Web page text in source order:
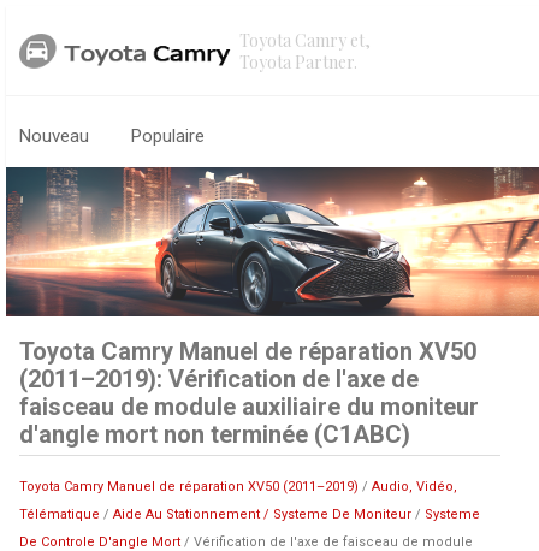
Toyota Camry et,
Toyota Partner.
Nouveau Populaire
Toyota Camry Manuel de réparation XV50
(2011–2019): Vérification de l'axe de
faisceau de module auxiliaire du moniteur
d'angle mort non terminée (C1ABC)
Toyota Camry Manuel de réparation XV50 (2011–2019) /Audio, Vidéo,
Télématique /Aide Au Stationnement / Systeme De Moniteur / Systeme
De Controle D'angle Mort / Vérification de l'axe de faisceau de module